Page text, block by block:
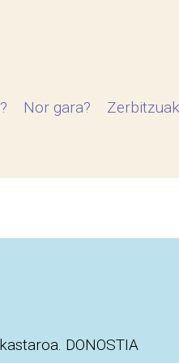
Nor gara? Zerbitzuak
DONOSTIA